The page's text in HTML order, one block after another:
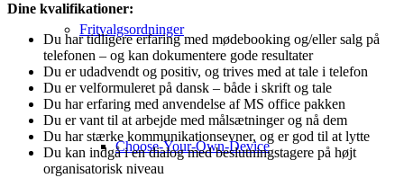
Fritvalgsordninger
Choose-Your-Own-Device
Dine kvalifikationer:
Du har tidligere erfaring med mødebooking og/eller salg på
telefonen – og kan dokumentere gode resultater
Du er udadvendt og positiv, og trives med at tale i telefon
Du er velformuleret på dansk – både i skrift og tale
Du har erfaring med anvendelse af MS office pakken
Du er vant til at arbejde med målsætninger og nå dem
Du har stærke kommunikationsevner, og er god til at lytte
Du kan indgå i en dialog med beslutningstagere på højt
organisatorisk niveau